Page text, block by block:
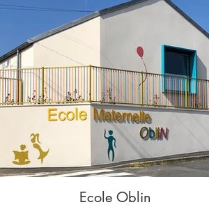
Ecole Oblin